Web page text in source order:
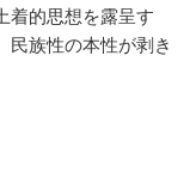
着的思想を露呈す
民族性の本性が剥き